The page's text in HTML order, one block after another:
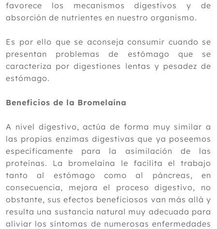
favorece los mecanismos digestivos y de
absorción de nutrientes en nuestro organismo.
Es por ello que se aconseja consumir cuando se
presentan problemas de estómago que se
caracteriza por digestiones lentas y pesadez de
estómago.
Beneficios de la Bromelaína
A nivel digestivo, actúa de forma muy similar a
las propias enzimas digestivas que ya poseemos
específicamente para la asimilación de las
proteínas. La bromelaína le facilita el trabajo
tanto al estómago como al páncreas, en
consecuencia, mejora el proceso digestivo, no
obstante, sus efectos beneficiosos van más allá y
resulta una sustancia natural muy adecuada para
aliviar los síntomas de numerosas enfermedades